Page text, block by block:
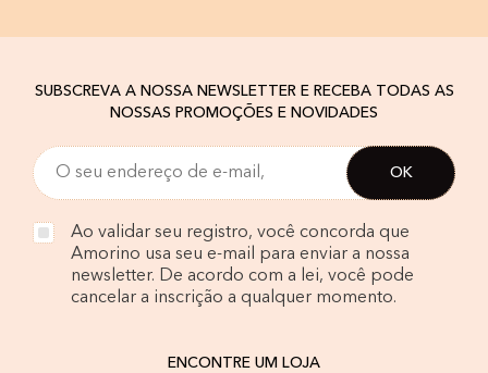
SUBSCREVA A NOSSA NEWSLETTER E RECEBA TODAS AS
NOSSAS PROMOÇÕES E NOVIDADES
Ao validar seu registro, você concorda que
Amorino usa seu e-mail para enviar a nossa
newsletter. De acordo com a lei, você pode
cancelar a inscrição a qualquer momento.
ENCONTRE UM LOJA